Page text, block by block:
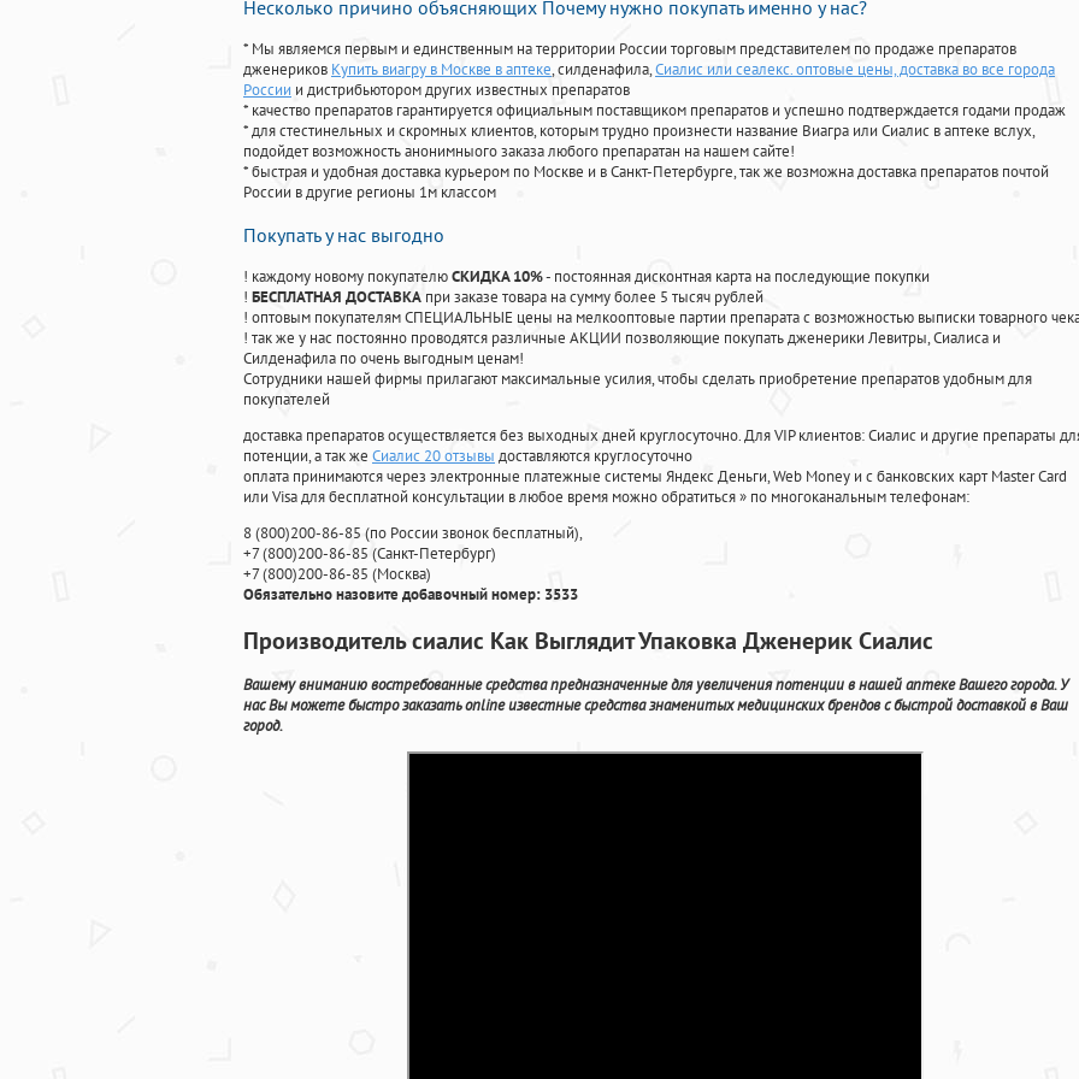
Несколько причино объясняющих Почему нужно покупать именно у нас?
* Мы являемся первым и единственным на территории России торговым представителем по продаже препаратов
дженериков Купить виагру в Москве в аптеке, силденафила,Сиалис или сеалекс. оптовые цены, доставка во все города
России и дистрибьютором других известных препаратов
* качество препаратов гарантируется официальным поставщиком препаратов и успешно подтверждается годами продаж
* для стестинельных и скромных клиентов, которым трудно произнести название Виагра или Сиалис в аптеке вслух,
подойдет возможность анонимныого заказа любого препаратан на нашем сайте!
* быстрая и удобная доставка курьером по Москве и в Санкт-Петербурге, так же возможна доставка препаратов почтой
России в другие регионы 1м классом
Покупать у нас выгодно
! каждому новому покупателюСКИДКА 10%- постоянная дисконтная карта на последующие покупки
! БЕСПЛАТНАЯ ДОСТАВКА при заказе товара на сумму более 5 тысяч рублей
! оптовым покупателям СПЕЦИАЛЬНЫЕ цены на мелкооптовые партии препарата с возможностью выписки товарного
! так же у нас постоянно проводятся различные АКЦИИ позволяющие покупать дженерики Левитры, Сиалиса и
Силденафила по очень выгодным ценам!
Cотрудники нашей фирмы прилагают максимальные усилия, чтобы сделать приобретение препаратов удобным для
покупателей
доставка препаратов осуществляется без выходных дней круглосуточно. Для VIP клиентов: Сиалис и другие препараты
потенции, а так же Сиалис 20 отзывы доставляются круглосуточно
оплата принимаются через электронные платежные системы Яндекс Деньги, Web Money и с банковских карт Master Card
или Visa для бесплатной консультации в любое время можно обратиться» по многоканальным телефонам:
8(800)200-86-85 (по России звонок бесплатный),
+7(800)200-86-85 (Санкт-Петербург)
+7(800)200-86-85 (Москва)
Обязательно назовите добавочный номер: 3533
Производитель сиалис Как Выглядит Упаковка Дженерик Сиалис
Вашему вниманию востребованные средства предназначенные для увеличения потенции в нашей аптеке Вашего города. У
нас Вы можете быстро заказать online известные средства знаменитых медицинских брендов с быстрой доставкой в Ваш
город.